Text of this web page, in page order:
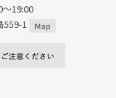
～19:00
559-1
Map